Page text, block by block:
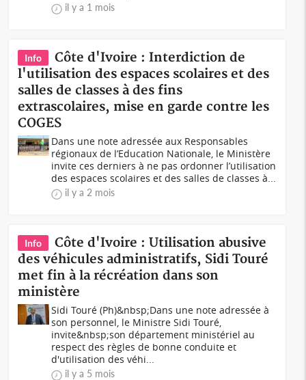
il y a 1 mois
Info
Côte d'Ivoire : Interdiction de
l'utilisation des espaces scolaires et des
salles de classes à des fins
extrascolaires, mise en garde contre les
COGES
Dans une note adressée aux Responsables
régionaux de l’Education Nationale, le Ministère
invite ces derniers à ne pas ordonner l’utilisation
des espaces scolaires et des salles de classes à...
il y a 2 mois
Info
Côte d'Ivoire : Utilisation abusive
des véhicules administratifs, Sidi Touré
met fin à la récréation dans son
ministère
Sidi Touré (Ph)&nbsp;Dans une note adressée à
son personnel, le Ministre Sidi Touré,
invite&nbsp;son département ministériel au
respect des règles de bonne conduite et
d'utilisation des véhi...
il y a 5 mois